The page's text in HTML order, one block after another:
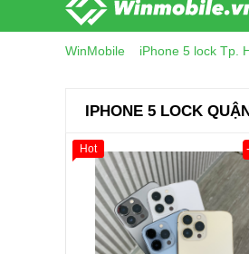
WinMobile iPhone 5 lock Tp.
IPHONE 5 LOCK
Giảm 100.000đ
Khách
Thân Thiết
Tặng
Tặng
Hot